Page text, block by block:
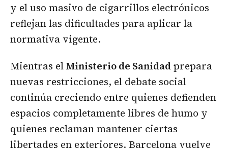
y el uso masivo de cigarrillos electrónicos
reflejan las dificultades para aplicar la
normativa vigente.
Mientras elMinisterio de Sanidadprepara
nuevas restricciones, el debate social
continúa creciendo entre quienes defienden
espacios completamente libres de humo y
quienes reclaman mantener ciertas
libertades en exteriores. Barcelona vuelve